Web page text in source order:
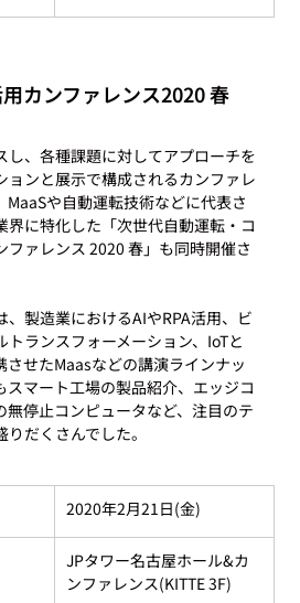
カンファレンス2020 春
し、各種課題に対してアプローチを
ョンと展示で構成されるカンファレ
MaaSや自動運転技術などに代表さ
界に特化した「次世代自動運転・コ
ファレンス 2020 春」も同時開催さ
製造業におけるAIやRPA活用、ビ
トランスフォーメーション、IoTと
させたMaasなどの講演ラインナッ
スマート工場の製品紹介、エッジコ
無停止コンピュータなど、注目のテ
2020年2月21日(金)
JPタワー名古屋ホール&カ
ンファレンス(KITTE 3F)